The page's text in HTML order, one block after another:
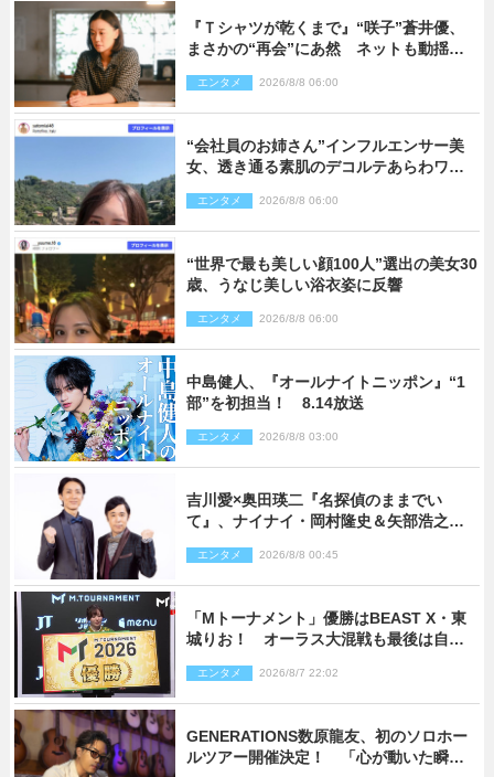
『Ｔシャツが乾くまで』“咲子”蒼井優、
まさかの“再会”にあ然 ネットも動揺
レあり）
エンタメ 2026/8/8 06:00
“会社員のお姉さん”インフルエンサー美
女、透き通る素肌のデコルテあらわワン
エンタメ 2026/8/8 06:00
“世界で最も美しい顔100人”選出の美女30
歳、うなじ美しい浴衣姿に反響
エンタメ 2026/8/8 06:00
中島健人、『オールナイトニッポン』“1
部”を初担当！ 8.14放送
エンタメ 2026/8/8 03:00
吉川愛×奥田瑛二『名探偵のままでい
て』、ナイナイ・岡村隆史＆矢部浩之の
エンタメ 2026/8/8 00:45
「Mトーナメント」優勝はBEAST X・東
城りお！ オーラス大混戦も最後は自ら
エンタメ 2026/8/7 22:02
GENERATIONS数原龍友、初のソロホー
ルツアー開催決定！ 「心が動いた瞬間